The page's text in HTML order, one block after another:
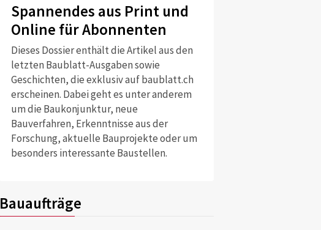
Spannendes aus Print und
Online für Abonnenten
Dieses Dossier enthält die Artikel aus den
letzten Baublatt-Ausgaben sowie
Geschichten, die exklusiv auf baublatt.ch
erscheinen. Dabei geht es unter anderem
um die Baukonjunktur, neue
Bauverfahren, Erkenntnisse aus der
Forschung, aktuelle Bauprojekte oder um
besonders interessante Baustellen.
Bauaufträge